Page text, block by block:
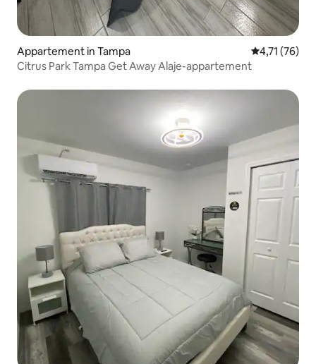
Appartement in Tampa Gemiddelde
4,71 (76)
Citrus Park Tampa Get Away Alaje-appartement